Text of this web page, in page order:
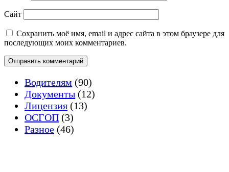
Сайт
Сохранить моё имя, email и адрес сайта в этом браузере для
последующих моих комментариев.
Водителям (90)
Документы (12)
Лицензия (13)
ОСГОП (3)
Разное (46)